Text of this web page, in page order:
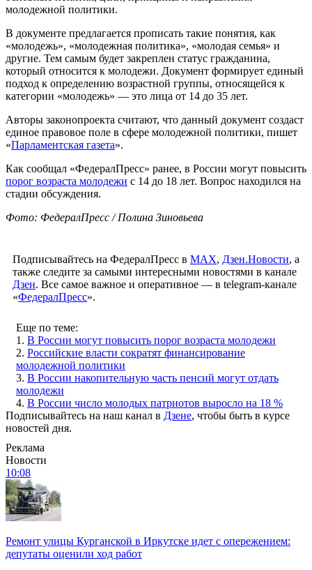
молодежной политики.
В документе предлагается прописать такие понятия, как
«молодежь», «молодежная политика», «молодая семья» и
другие. Тем самым будет закреплен статус гражданина,
который относится к молодежи. Документ формирует единый
подход к определению возрастной группы, относящейся к
категории «молодежь» — это лица от 14 до 35 лет.
Авторы законопроекта считают, что данный документ создаст
единое правовое поле в сфере молодежной политики, пишет
«Парламентская газета».
Как сообщал «ФедералПресс» ранее, в России могут повысить
порог возраста молодежи с 14 до 18 лет. Вопрос находился на
стадии обсуждения.
Фото: ФедералПресс / Полина Зиновьева
Подписывайтесь на ФедералПресс в МАХ, Дзен.Новости, а
также следите за самыми интересными новостями в канале
Дзен. Все самое важное и оперативное — в telegram-канале
«ФедералПресс».
Еще по теме:
1. В России могут повысить порог возраста молодежи
2. Российские власти сократят финансирование
молодежной политики
3. В России накопительную часть пенсий могут отдать
молодежи
4. В России число молодых патриотов выросло на 18 %
Подписывайтесь на наш канал в Дзене, чтобы быть в курсе
новостей дня.
Реклама
Новости
10:08
Ремонт улицы Курганской в Иркутске идет с опережением:
депутаты оценили ход работ